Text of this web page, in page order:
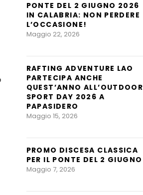
PONTE DEL 2 GIUGNO 2026
IN CALABRIA: NON PERDERE
L’OCCASIONE!
Maggio 22, 2026
RAFTING ADVENTURE LAO
PARTECIPA ANCHE
QUEST’ANNO ALL’OUTDOOR
SPORT DAY 2026 A
PAPASIDERO
Maggio 15, 2026
PROMO DISCESA CLASSICA
PER IL PONTE DEL 2 GIUGNO
Maggio 7, 2026